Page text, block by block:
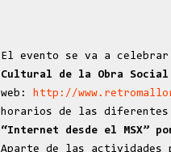
El evento se va a
Cultural de la Obra
web:
http://
horarios de las
“Internet desde el MSX”
Aparte de las actividades